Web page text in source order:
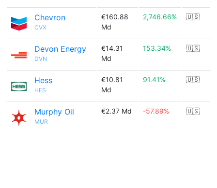
Chevron
CVX
€160.88
Md
2,746.66% 🇺🇸
Devon Energy
DVN
€14.31
Md
153.34% 🇺🇸
Hess
HES
€10.81
Md
91.41% 🇺🇸
Murphy Oil
MUR
€2.37 Md -57.89% 🇺🇸